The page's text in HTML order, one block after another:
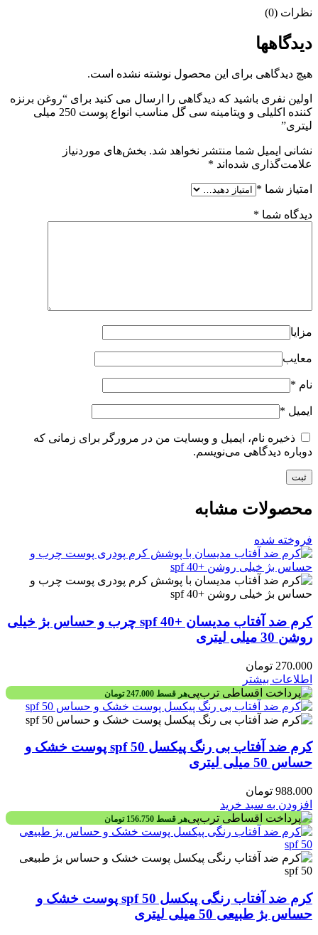
نظرات (0)
دیدگاهها
هیچ دیدگاهی برای این محصول نوشته نشده است.
اولین نفری باشید که دیدگاهی را ارسال می کنید برای “روغن برنزه
کننده اکلیلی و ویتامینه سی گل مناسب انواع پوست 250 میلی
لیتری”
نشانی ایمیل شما منتشر نخواهد شد. بخش‌های موردنیاز
علامت‌گذاری شده‌اند *
امتیاز شما *
دیدگاه شما *
مزایا
معایب
نام *
ایمیل *
ذخیره نام، ایمیل و وبسایت من در مرورگر برای زمانی که
دوباره دیدگاهی می‌نویسم.
محصولات مشابه
فروخته شده
کرم ضد آفتاب مدیسان +spf 40 چرب و حساس بژ خیلی
روشن 30 میلی لیتری
270.000 تومان
اطلاعات بیشتر
هر قسط 247.000 تومان
کرم ضد آفتاب بی رنگ پیکسل spf 50 پوست خشک و
حساس 50 میلی لیتری
988.000 تومان
افزودن به سبد خرید
هر قسط 156.750 تومان
کرم ضد آفتاب رنگی پیکسل spf 50 پوست خشک و
حساس بژ طبیعی 50 میلی لیتری